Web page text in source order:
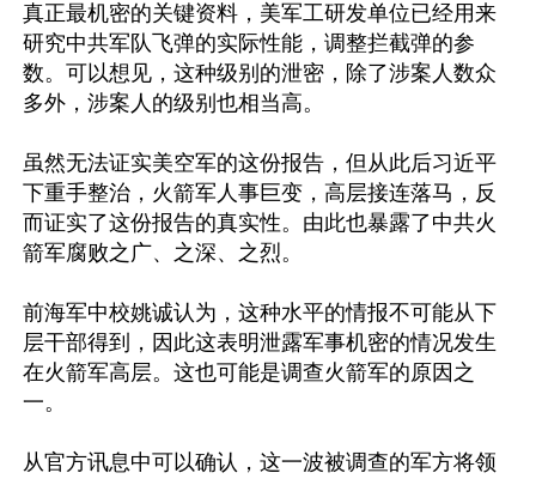
真正最机密的关键资料，美军工研发单位已经用来
研究中共军队飞弹的实际性能，调整拦截弹的参
数。可以想见，这种级别的泄密，除了涉案人数众
多外，涉案人的级别也相当高。
虽然无法证实美空军的这份报告，但从此后习近平
下重手整治，火箭军人事巨变，高层接连落马，反
而证实了这份报告的真实性。由此也暴露了中共火
箭军腐败之广、之深、之烈。
前海军中校姚诚认为，这种水平的情报不可能从下
层干部得到，因此这表明泄露军事机密的情况发生
在火箭军高层。这也可能是调查火箭军的原因之
一。
从官方讯息中可以确认，这一波被调查的军方将领